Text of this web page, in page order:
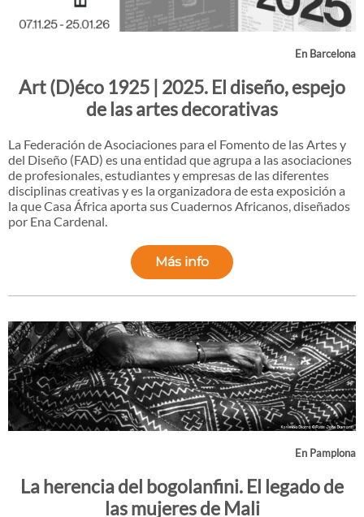
En Barcelona
Art (D)éco 1925 | 2025. El diseño, espejo
de las artes decorativas
La Federación de Asociaciones para el Fomento de las Artes y
del Diseño (FAD) es una entidad que agrupa a las asociaciones
de profesionales, estudiantes y empresas de las diferentes
disciplinas creativas y es la organizadora de esta exposición a
la que Casa África aporta sus Cuadernos Africanos, diseñados
por Ena Cardenal.
Más info
En Pamplona
La herencia del bogolanfini. El legado de
las mujeres de Mali